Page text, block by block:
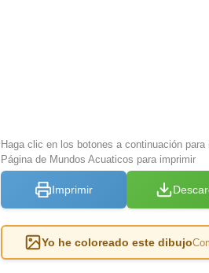
Haga clic en los botones a continuación
Página de Mundos Acuaticos para imprimir
Imprimir
Yo he coloreado este dibujo